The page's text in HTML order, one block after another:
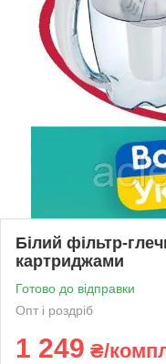
Білий фільтр-
картриджами
Готово до відправки
Опт і роздріб
1 249 ₴/